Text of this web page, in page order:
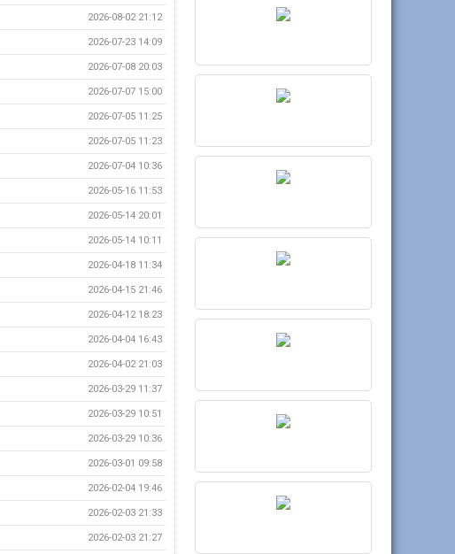
2026-08-02 21:12
2026-07-23 14:09
2026-07-08 20:03
2026-07-07 15:00
2026-07-05 11:25
2026-07-05 11:23
2026-07-04 10:36
2026-05-16 11:53
2026-05-14 20:01
2026-05-14 10:11
2026-04-18 11:34
2026-04-15 21:46
2026-04-12 18:23
2026-04-04 16:43
2026-04-02 21:03
2026-03-29 11:37
2026-03-29 10:51
2026-03-29 10:36
2026-03-01 09:58
2026-02-04 19:46
2026-02-03 21:33
2026-02-03 21:27